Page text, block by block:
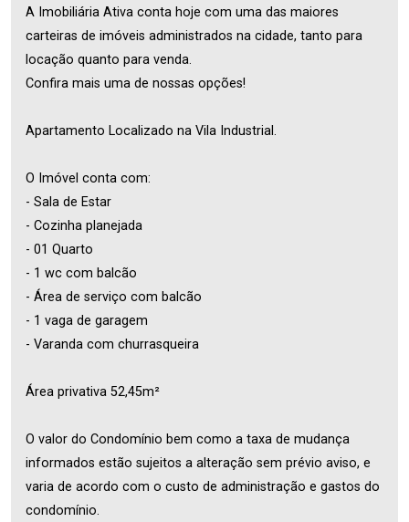
A Imobiliária Ativa conta hoje com uma das maiores
carteiras de imóveis administrados na cidade, tanto para
locação quanto para venda.
Confira mais uma de nossas opções!
Apartamento Localizado na Vila Industrial.
O Imóvel conta com:
- Sala de Estar
- Cozinha planejada
- 01 Quarto
- 1 wc com balcão
- Área de serviço com balcão
- 1 vaga de garagem
- Varanda com churrasqueira
Área privativa 52,45m²
O valor do Condomínio bem como a taxa de mudança
informados estão sujeitos a alteração sem prévio aviso, e
varia de acordo com o custo de administração e gastos do
condomínio.